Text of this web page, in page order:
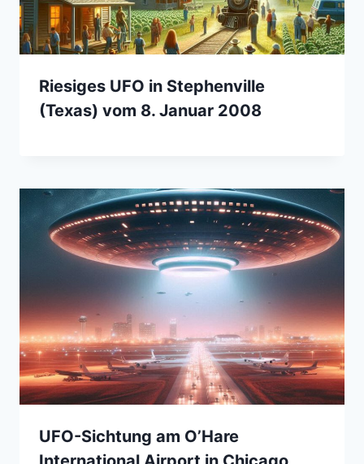
Riesiges UFO in Stephenville
(Texas) vom 8. Januar 2008
UFO-Sichtung am O’Hare